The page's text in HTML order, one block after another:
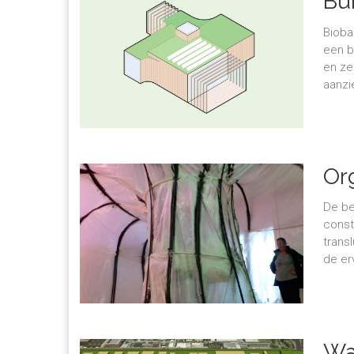
een
en
De
de